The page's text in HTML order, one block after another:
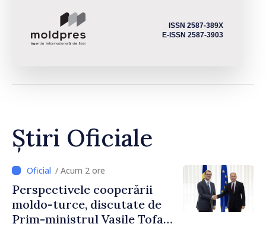
ISSN 2587-389X
E-ISSN 2587-3903
Știri Oficiale
/ Acum 2 ore
Perspectivele cooperării
moldo-turce, discutate de
Prim-ministrul Vasile Tofan